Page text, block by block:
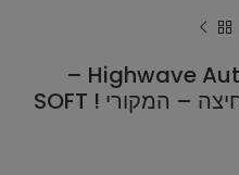
Highwave Auto Dog Mug Leaktight –
בקבוק שתיה מתמלא בלחיצה – המקורי ! SOFT